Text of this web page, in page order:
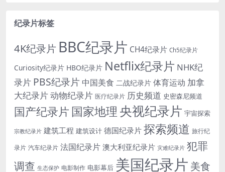
纪录片标签
4K纪录片 BBC纪录片 CH4纪录片 Ch5纪录片
Curiosity纪录片 HBO纪录片 Netflix纪录片 NHK纪
录片 PBS纪录片 中国美食 二战纪录片 体育运动 加拿
大纪录片动物纪录片 医疗纪录片 历史频道 史密森尼频道
国产纪录片 国家地理 央视纪录片 宇宙探索
宗教纪录片 建筑工程 建筑设计 德国纪录片 探索频道 旅行纪
录片 汽车纪录片 法国纪录片 澳大利亚纪录片 灾难纪录片 犯罪
调查 生态保护 电影制作 电影幕后 美国纪录片 美食